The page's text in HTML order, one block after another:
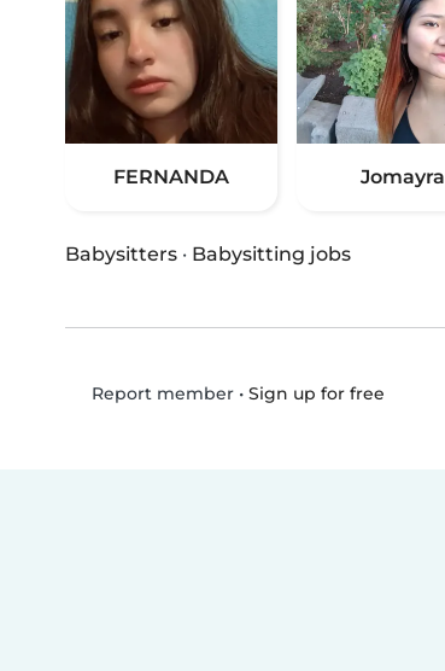
FERNANDA Jomayra
Babysitters · Babysitting jobs
Report member• Sign up for free